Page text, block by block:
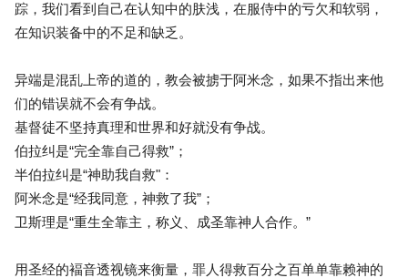
踪，我们看到自己在认知中的肤浅，在服侍中的亏欠和软弱，
在知识装备中的不足和缺乏。
异端是混乱上帝的道的，教会被掳于阿米念，如果不指出来他
们的错误就不会有争战。
基督徒不坚持真理和世界和好就没有争战。
伯拉纠是“完全靠自己得救”；
半伯拉纠是“神助我自救"：
阿米念是“经我同意，神救了我”；
卫斯理是“重生全靠主，称义、成圣靠神人合作。”
用圣经的褔音透视镜来衡量，罪人得救百分之百单单靠赖神的